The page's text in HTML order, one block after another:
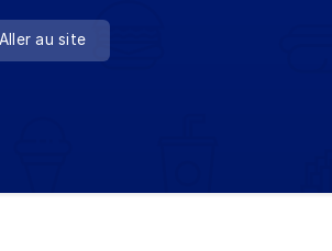
Aller au site